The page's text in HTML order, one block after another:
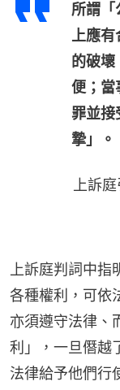
所謂「
上應有
的破
便；當
罪並接
摯」。
上訴
上訴庭判詞中指
各種權利，可依
亦須遵守法律、
利」，一旦僭越
法律給予他們行